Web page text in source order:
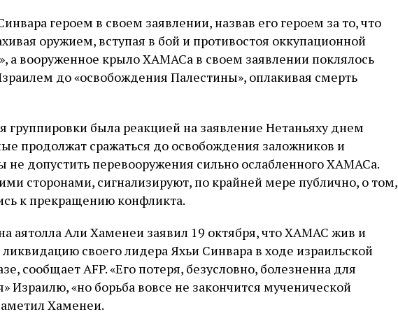
героем в своем заявлении, назвав его героем за то, что
оружием, вступая в бой и противостоя оккупационной
а вооруженное крыло ХАМАСа в своем заявлении поклялось
до «освобождения Палестины», оплакивая смерть
группировки была реакцией на заявление Нетаньяху днем
продолжат сражаться до освобождения заложников и
не допустить перевооружения сильно ослабленного ХАМАСа.
сторонами, сигнализируют, по крайней мере публично, о том,
к прекращению конфликта.
аятолла Али Хаменеи заявил 19 октября, что ХАМАС жив и
своего лидера Яхьи Синвара в ходе израильской
сообщает AFP. «Его потеря, безусловно, болезненна для
Израилю, «но борьба вовсе не закончится мученической
Хаменеи.